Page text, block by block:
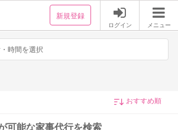
新規登録
ログイン メニュー
時間を選択
可能な家事代行を検索